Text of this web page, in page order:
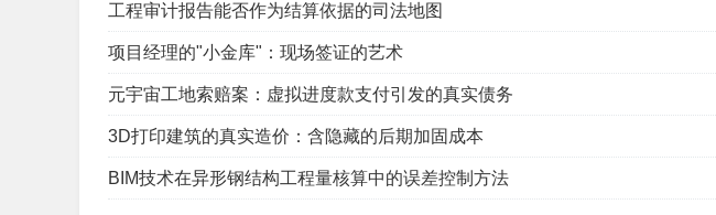
工程审计报告能否作为结算依据的司法地图
项目经理的"小金库"：现场签证的艺术
元宇宙工地索赔案：虚拟进度款支付引发的真实债务
3D打印建筑的真实造价：含隐藏的后期加固成本
BIM技术在异形钢结构工程量核算中的误差控制方法